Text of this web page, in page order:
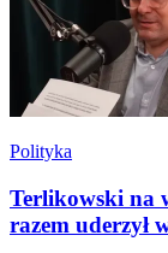
Polityka
Terlikowski na
razem uderzył